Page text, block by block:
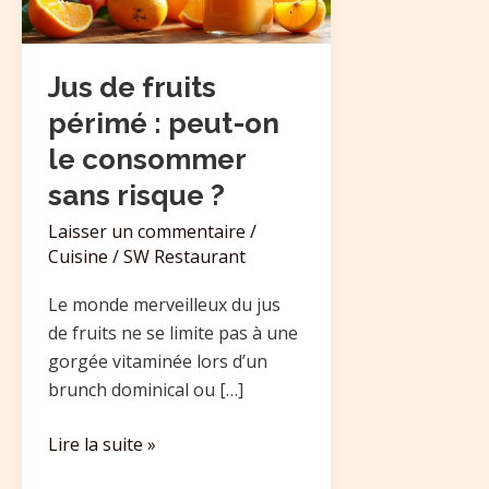
Jus de fruits
périmé : peut-on
le consommer
sans risque ?
Laisser un commentaire /
Cuisine /SW Restaurant
Le monde merveilleux du jus
de fruits ne se limite pas à une
gorgée vitaminée lors d’un
brunch dominical ou […]
peut-
on
le
consommer
sans
risque
?
Lire la suite »